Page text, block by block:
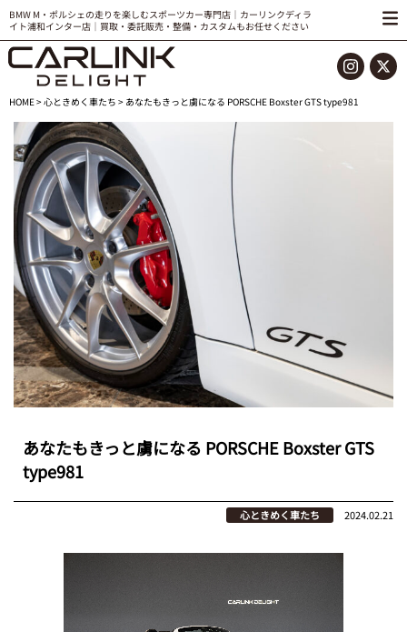
BMW M・ポルシェの走りを楽しむスポーツカー専門店｜カーリンクディラ
イト浦和インター店｜買取・委託販売・整備・カスタムもお任せください
HOME>心ときめく車たち > あなたもきっと虜になる PORSCHE Boxster GTS type981
あなたもきっと虜になる PORSCHE Boxster GTS
type981
心ときめく車たち 2024.02.21